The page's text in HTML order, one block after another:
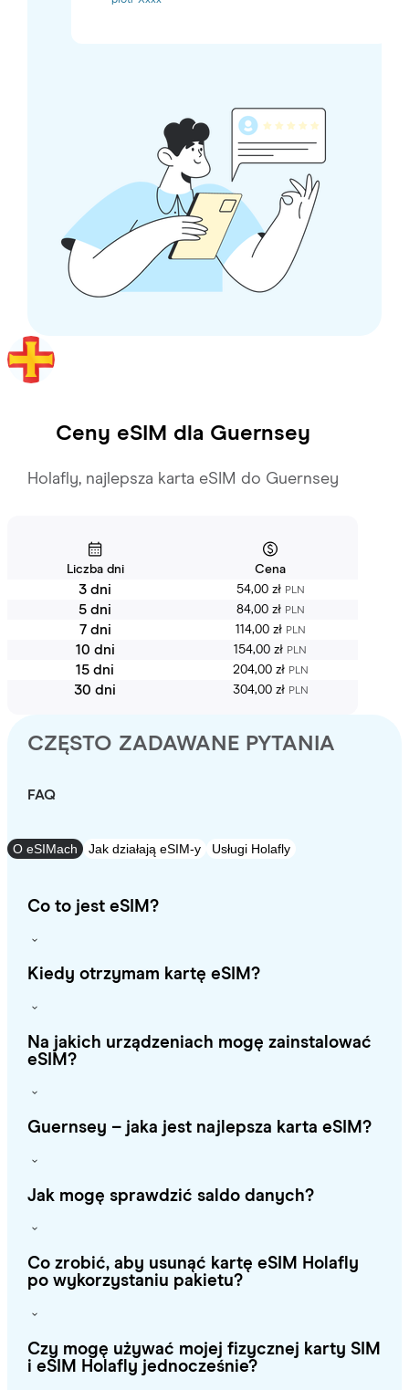
Ceny eSIM dla Guernsey
Holafly, najlepsza karta eSIM do Guernsey
Liczba dni Cena
3 dni 54,00 zł PLN
5 dni 84,00 zł PLN
7 dni 114,00 zł PLN
10 dni 154,00 zł PLN
15 dni 204,00 zł PLN
30 dni 304,00 zł PLN
CZĘSTO ZADAWANE PYTANIA
FAQ
O eSIMach Jak działają eSIM-y Usługi Holafly
Co to jest eSIM?
Kiedy otrzymam kartę eSIM?
Na jakich urządzeniach mogę zainstalować
eSIM?
Guernsey – jaka jest najlepsza karta eSIM?
Jak mogę sprawdzić saldo danych?
Co zrobić, aby usunąć kartę eSIM Holafly
po wykorzystaniu pakietu?
Czy mogę używać mojej fizycznej karty SIM
i eSIM Holafly jednocześnie?